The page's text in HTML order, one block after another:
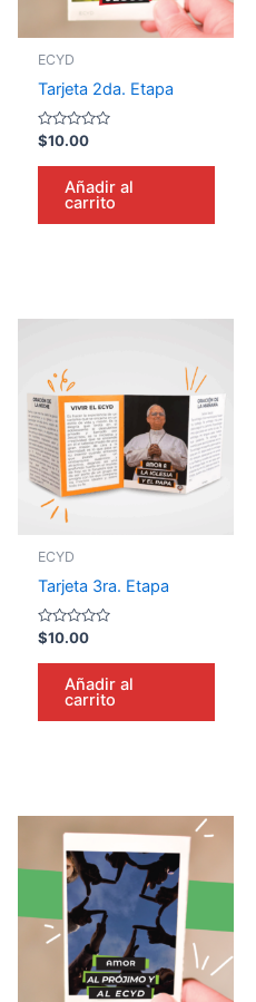
ECYD
Tarjeta 2da. Etapa
Valorado
en
0
$10.00
Añadir al
carrito
ECYD
Tarjeta 3ra. Etapa
Valorado
en
0
$10.00
Añadir al
carrito